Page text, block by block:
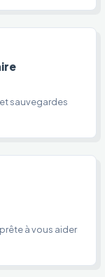
sauvegardes
à vous aider